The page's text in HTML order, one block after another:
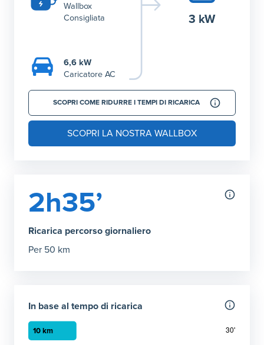
Wallbox
Consigliata
6,6 kW
Caricatore AC
3 kW
SCOPRI COME RIDURRE I TEMPI DI RICARICA
SCOPRI LA NOSTRA WALLBOX
2h35’
Ricarica percorso giornaliero
Per 50 km
In base al tempo di ricarica